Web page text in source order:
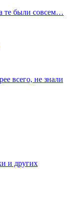
те были совсем…
всего, не знали
и других